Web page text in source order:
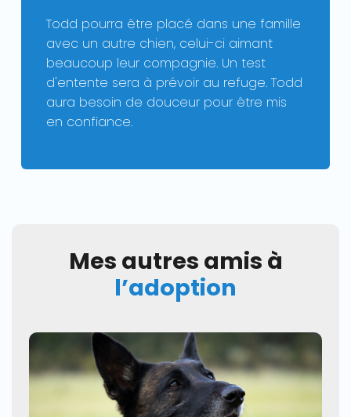
Todd pourra être placé dans une famille
avec un autre chien, celui-ci aimant
beaucoup leur compagnie. Un test
d'entente sera à prévoir au refuge. Todd
aura besoin de douceur pour être mis
en confiance.
Mes autres amis à
l’adoption